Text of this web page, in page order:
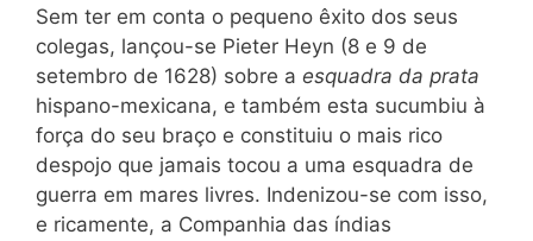
Sem ter em conta o pequeno êxito dos seus
colegas, lançou-se Pieter Heyn (8 e 9 de
setembro de 1628) sobre a esquadra da prata
hispano-mexicana, e também esta sucumbiu à
força do seu braço e constituiu o mais rico
despojo que jamais tocou a uma esquadra de
guerra em mares livres. Indenizou-se com isso,
e ricamente, a Companhia das índias